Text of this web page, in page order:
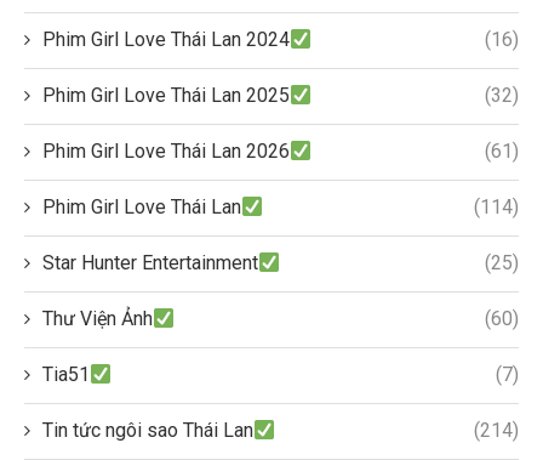
Phim Girl Love Thái Lan 2024 (16)
Phim Girl Love Thái Lan 2025 (32)
Phim Girl Love Thái Lan 2026 (61)
Phim Girl Love Thái Lan (114)
Star Hunter Entertainment (25)
Thư Viện Ảnh (60)
Tia51 (7)
Tin tức ngôi sao Thái Lan (214)